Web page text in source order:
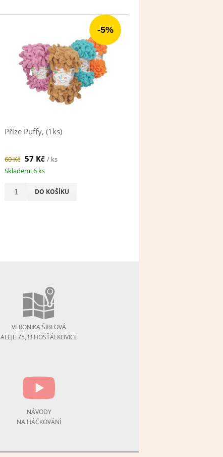
-5%
Příze Puffy, (1ks)
60 Kč 57 Kč / ks
Skladem: 6 ks
DO KOŠÍKU
VERONIKA ŠIBLOVÁ
ALEJE 75, !!! HOŠŤÁLKOVICE
NÁVODY
NA HÁČKOVÁNÍ